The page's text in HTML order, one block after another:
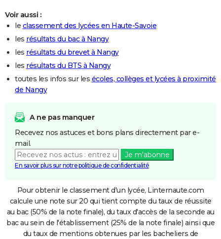
Voir aussi :
le classement des lycées en Haute-Savoie
les résultats du bac à Nangy
les résultats du brevet à Nangy
les résultats du BTS à Nangy
toutes les infos sur les écoles, collèges et lycées à proximité
de Nangy
A ne pas manquer
Recevez nos astuces et bons plans directement par e-
mail.
Je m'abonne
En savoir plus sur notre politique de confidentialité
Pour obtenir le classement d'un lycée, Linternaute.com
calcule une note sur 20 qui tient compte du taux de réussite
au bac (50% de la note finale), du taux d'accès de la seconde au
bac au sein de l'établissement (25% de la note finale) ainsi que
du taux de mentions obtenues par les bacheliers de